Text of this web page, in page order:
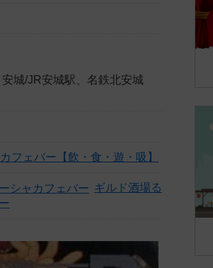
城/JR安城駅、名鉄北安城
フェバー【飲・食・遊・吸】
ギルド酒場る